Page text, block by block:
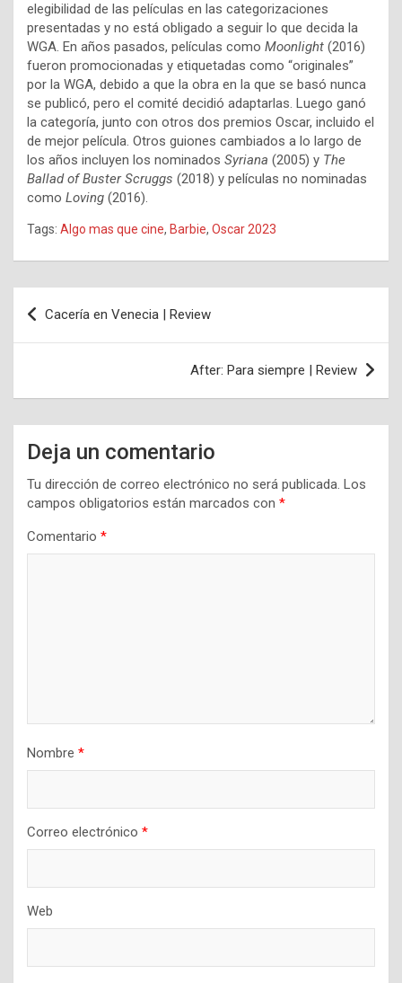
elegibilidad de las películas en las categorizaciones
presentadas y no está obligado a seguir lo que decida la
WGA. En años pasados, películas como Moonlight (2016)
fueron promocionadas y etiquetadas como “originales”
por la WGA, debido a que la obra en la que se basó nunca
se publicó, pero el comité decidió adaptarlas. Luego ganó
la categoría, junto con otros dos premios Oscar, incluido el
de mejor película. Otros guiones cambiados a lo largo de
los años incluyen los nominados Syriana (2005) y The
Ballad of Buster Scruggs (2018) y películas no nominadas
como Loving (2016).
Tags: Algo mas que cine, Barbie, Oscar 2023
Navegación
de
Cacería en Venecia | Review
After: Para siempre | Review
Deja un comentario
Tu dirección de correo electrónico no será publicada. Los
campos obligatorios están marcados con *
Comentario *
Nombre *
Correo electrónico *
Web